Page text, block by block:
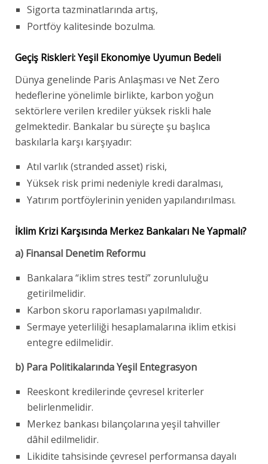
Sigorta tazminatlarında artış,
Portföy kalitesinde bozulma.
Geçiş Riskleri: Yeşil Ekonomiye Uyumun Bedeli
Dünya genelinde Paris Anlaşması ve Net Zero
hedeflerine yönelimle birlikte, karbon yoğun
sektörlere verilen krediler yüksek riskli hale
gelmektedir. Bankalar bu süreçte şu başlıca
baskılarla karşı karşıyadır:
Atıl varlık (stranded asset) riski,
Yüksek risk primi nedeniyle kredi daralması,
Yatırım portföylerinin yeniden yapılandırılması.
İklim Krizi Karşısında Merkez Bankaları Ne Yapmalı?
a) Finansal Denetim Reformu
Bankalara “iklim stres testi” zorunluluğu
getirilmelidir.
Karbon skoru raporlaması yapılmalıdır.
Sermaye yeterliliği hesaplamalarına iklim etkisi
entegre edilmelidir.
b) Para Politikalarında Yeşil Entegrasyon
Reeskont kredilerinde çevresel kriterler
belirlenmelidir.
Merkez bankası bilançolarına yeşil tahviller
dâhil edilmelidir.
Likidite tahsisinde çevresel performansa dayalı